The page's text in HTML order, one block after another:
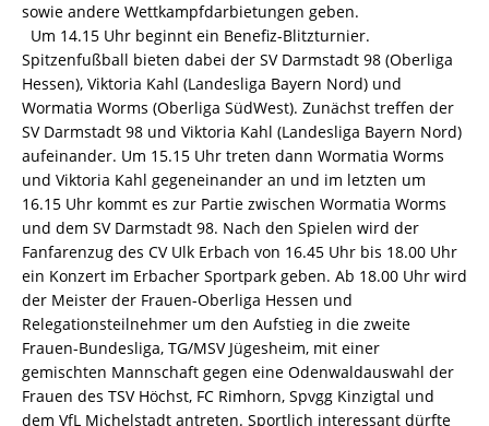
sowie andere Wettkampfdarbietungen geben.
Um 14.15 Uhr beginnt ein Benefiz-Blitzturnier.
Spitzenfußball bieten dabei der SV Darmstadt 98 (Oberliga
Hessen), Viktoria Kahl (Landesliga Bayern Nord) und
Wormatia Worms (Oberliga SüdWest). Zunächst treffen der
SV Darmstadt 98 und Viktoria Kahl (Landesliga Bayern Nord)
aufeinander. Um 15.15 Uhr treten dann Wormatia Worms
und Viktoria Kahl gegeneinander an und im letzten um
16.15 Uhr kommt es zur Partie zwischen Wormatia Worms
und dem SV Darmstadt 98. Nach den Spielen wird der
Fanfarenzug des CV Ulk Erbach von 16.45 Uhr bis 18.00 Uhr
ein Konzert im Erbacher Sportpark geben. Ab 18.00 Uhr wird
der Meister der Frauen-Oberliga Hessen und
Relegationsteilnehmer um den Aufstieg in die zweite
Frauen-Bundesliga, TG/MSV Jügesheim, mit einer
gemischten Mannschaft gegen eine Odenwaldauswahl der
Frauen des TSV Höchst, FC Rimhorn, Spvgg Kinzigtal und
dem VfL Michelstadt antreten. Sportlich interessant dürfte